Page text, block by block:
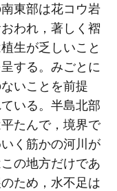
東部は花コウ岩
われ，著しく褶
生が乏しいこと
する。みごとに
いことを前提
いる。半島北部
たんで，境界で
く筋かの河川が
の地方だけであ
ため，水不足は